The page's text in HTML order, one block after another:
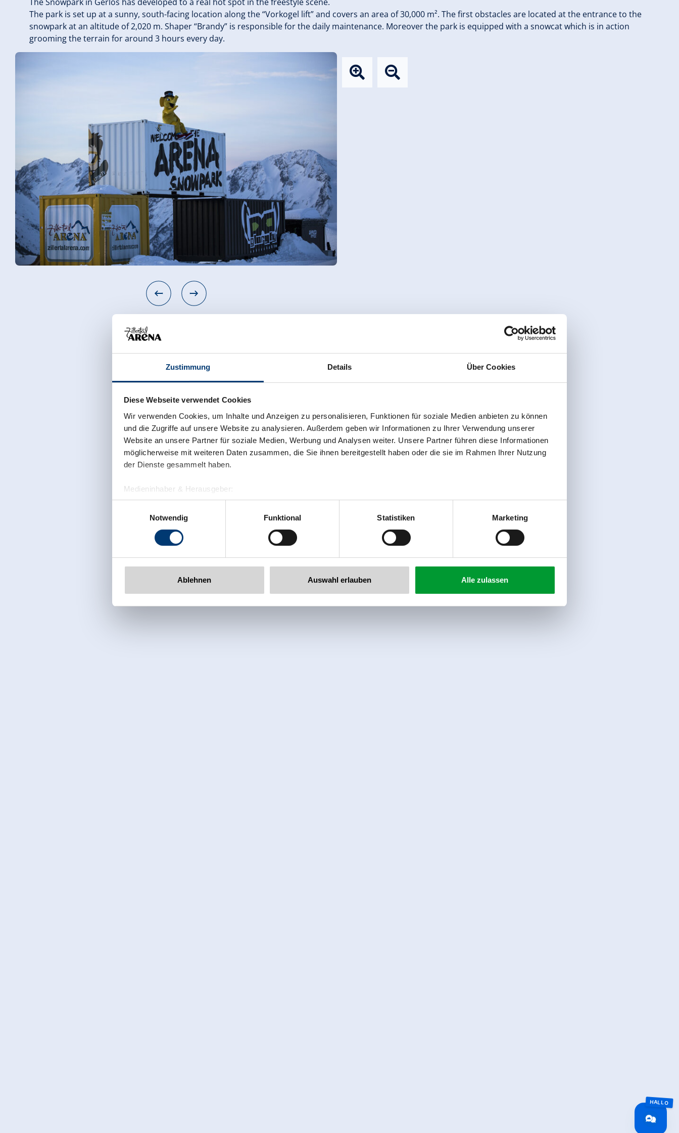
Zustimmung Details Über Cookies
Diese Webseite verwendet Cookies
Wir verwenden Cookies, um Inhalte und Anzeigen zu personalisieren, Funktionen für soziale Medien anbieten zu können
und die Zugriffe auf unsere Website zu analysieren. Außerdem geben wir Informationen zu Ihrer Verwendung unserer
Website an unsere Partner für soziale Medien, Werbung und Analysen weiter. Unsere Partner führen diese Informationen
möglicherweise mit weiteren Daten zusammen, die Sie ihnen bereitgestellt haben oder die sie im Rahmen Ihrer Nutzung
der Dienste gesammelt haben.
Medieninhaber & Herausgeber:
Zeller Bergbahnen Zillertal GmbH & Co KG
Rohr 23// A-6280 Zell am Ziller
www.zillertalarena.com
Notwendig
Funktional Statistiken Marketing
Ablehnen Auswahl erlauben Alle zulassen
The park is set up at a sunny, south-facing location along the “Vorkogel lift” and covers an area of 30,000 m². The first obstacles are located at the entrance to the
snowpark at an altitude of 2,020 m. Shaper “Brandy” is responsible for the daily maintenance. Moreover the park is equipped with a snowcat which is in action
grooming the terrain for around 3 hours every day.